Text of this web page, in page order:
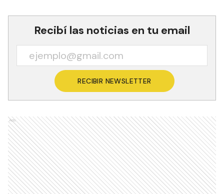
Recibí las noticias en tu email
RECIBIR NEWSLETTER
Ads